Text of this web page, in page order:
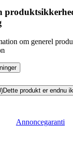
om generel
Dette produkt er endnu
Annoncegaranti